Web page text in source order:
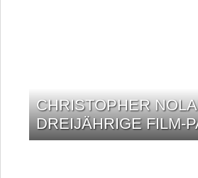
CHRISTOPHER
DREIJÄHRIGE FILM-